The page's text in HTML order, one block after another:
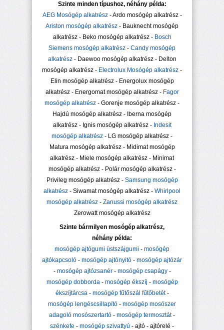
Szinte minden típushoz, néhány példa:
AEG Mosógép alkatrész- Ardo mosógép alkatrész -
Ariston mosógép alkatrész - Bauknecht mosógép
alkatrész - Beko mosógép alkatrész - Bosch
Siemens mosógép alkatrész - Candy mosógép
alkatrész- Daewoo mosógép alkatrész - Delton
mosógép alkatrész - Electrolux Mosógép alkatrész -
Elin mosógép alkatrész - Energolux mosógép
alkatrész - Energomat mosógép alkatrész - Fagor
mosógép alkatrész - Gorenje mosógép alkatrész -
Hajdú mosógép alkatrész - Iberna mosógép
alkatrész - Ignis mosógép alkatrész - Indesit
mosógép alkatrész - LG mosógép alkatrész -
Matura mosógép alkatrész - Midimat mosógép
alkatrész - Miele mosógép alkatrész - Minimat
mosógép alkatrész - Polár mosógép alkatrész -
Privileg mosógép alkatrész - Samsung mosógép
alkatrész - Siwamat mosógép alkatrész - Whirlpool
mosógép alkatrész - Zanussi mosógép alkatrész
Zerowatt mosógép alkatrész
Szinte bármilyen mosógép alkatrész,
néhány példa:
mosógép ajtógumi üstszájgumi - mosógép
ajtókapcsoló - mosógép ajtónyitó - mosógép ajtózár
- mosógép ajtózsanér- mosógép csapágy-
mosógép dobborda- mosógép ékszíj - mosógép
ékszíjtárcsa- mosógép fűtőszál fűtőbetét-
mosógép lengéscsillapító - mosógép mosószer
adagoló mosószertartó - mosógép termosztát-
szénkefe - mosógép szivattyú - ajtó - ajtórelé -